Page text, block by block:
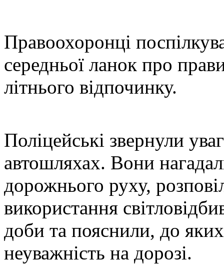
Правоохоронці
середньої ланок про
літнього відпочинку.
Поліцейські звернули
автошляхах. Вони
дорожнього руху,
використання
доби та пояснили, до
неуважність на дорозі.